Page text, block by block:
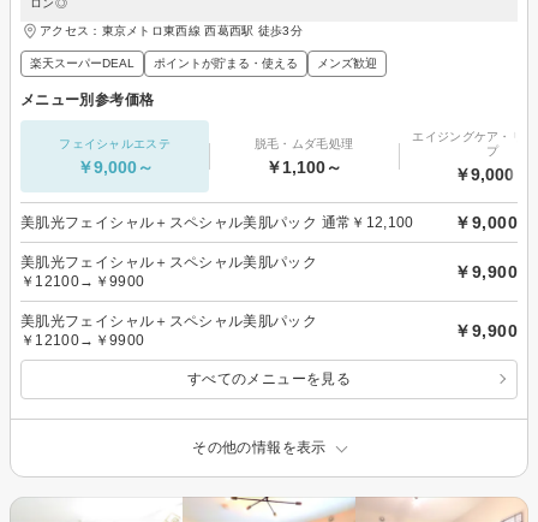
ロン◎
アクセス：東京メトロ東西線 西葛西駅 徒歩3分
楽天スーパーDEAL ポイントが貯まる・使える メンズ歓迎
メニュー別参考価格
フェイシャルエステ
￥9,000～
脱毛・ムダ毛処理
￥1,100～
エイジングケア・リ
プ
￥9,000～
美肌光フェイシャル＋スペシャル美肌パック 通常￥12,100 ￥9,000
美肌光フェイシャル＋スペシャル美肌パック
￥12100→￥9900
￥9,900
美肌光フェイシャル＋スペシャル美肌パック
￥12100→￥9900
￥9,900
すべてのメニューを見る
その他の情報を表示